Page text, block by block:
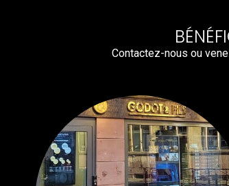
Contactez-nous ou